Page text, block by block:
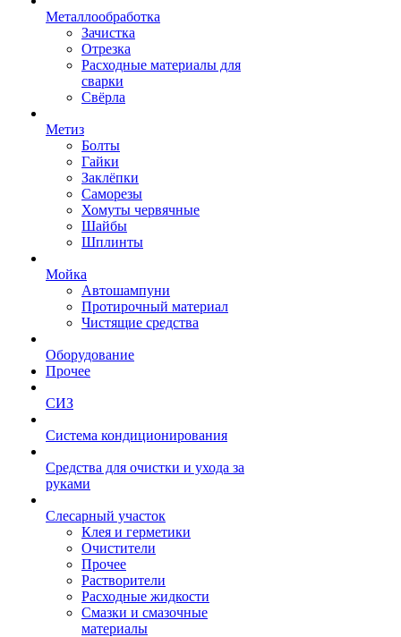
Металлообработка
Зачистка
Отрезка
Расходные материалы для
сварки
Свёрла
Метиз
Болты
Гайки
Заклёпки
Саморезы
Хомуты червячные
Шайбы
Шплинты
Мойка
Автошампуни
Протирочный материал
Чистящие средства
Оборудование
Прочее
СИЗ
Система кондиционирования
Средства для очистки и ухода за
руками
Слесарный участок
Клея и герметики
Очистители
Прочее
Растворители
Расходные жидкости
Смазки и смазочные
материалы